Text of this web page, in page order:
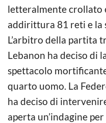
letteralmente crollato
addirittura 81 reti e la
L’arbitro della partita
Lebanon ha deciso di
spettacolo
quarto uomo. La
ha deciso di
aperta un’indagine per